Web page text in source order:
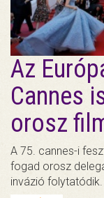
Az
Cannes
orosz
A 75. cannes-i
fogad orosz
invázió